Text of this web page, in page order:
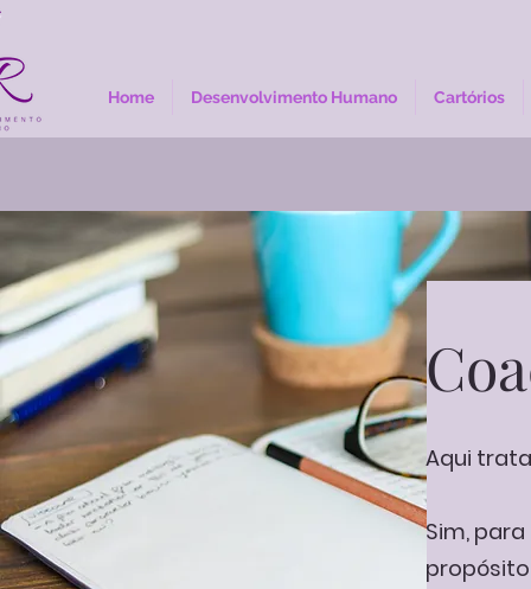
Home Desenvolvimento Humano Cartórios
Aqui
Sim,